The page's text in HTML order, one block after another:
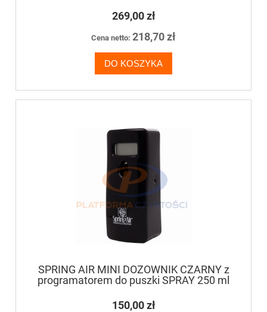
269,00 zł
Cena netto: 218,70 zł
DO KOSZYKA
SPRING AIR MINI DOZOWNIK CZARNY z
programatorem do puszki SPRAY 250 ml
150,00 zł